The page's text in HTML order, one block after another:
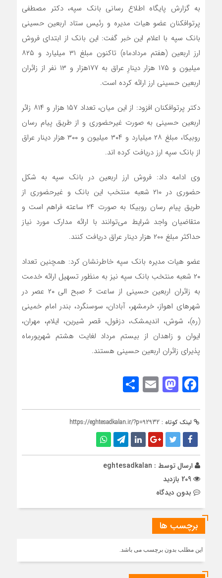
به گزارش پایگاه اطلاع رسانی بانک سپه، دکتر مصطفی
پرتوافکنان عضو هیات مدیره و رئیس ستاد اربعین حسینی
بانک سپه با اعلام این خبر گفت: این بانک از ابتدای فروش
ارز اربعین (هفتم مردادماه) تاکنون مبلغ ۳۱ میلیارد و ۸۲۵
میلیون و ۱۷۵ هزار دینارِ عراق به ۱۷۷هزار و ۱۳ نفر از زائران
اربعین حسینی ارز ارائه کرده است.
دکتر پرتوافکنان افزود: از این میان، تعداد ۱۵۷ هزار و ۸۱۴ زائر
اربعین حسینی به صورت غیرحضوری و از طریق پیام رسان
روبیکا، مبلغ ۲۸ میلیارد و ۳۰۴ میلیون و ۳۰۰ هزار دینار عراق
از بانک سپه ارز دریافت کرده اند.
وی ادامه داد: فروش ارز اربعین در بانک سپه به شکل
حضوری در ۲۱۰ شعبه منتخب این بانک و غیرحضوری از
طریق پیام رسان روبیکا به صورت ۲۴ ساعته فراهم است و
متقاضیان واجد شرایط می‌توانند با ارائه مدارک مورد نیاز
حداکثر مبلغ ۲۰۰ هزار دینار عراق دریافت کنند.
عضو هیات مدیره بانک سپه خاطرنشان کرد: همچنین تعداد
۲۰ شعبه منتخب بانک سپه نیز به منظور تسهیل ارائه خدمت
به زائران اربعین حسینی از ساعت ۶ صبح الی ۲۰ عصر در
شهرهای اهواز، خرمشهر، آبادان، سوسنگرد، بندر امام خمینی
(ره)، شوش، اندیمشک، دزفول، قصر شیرین، ایلام، مهران،
ایوان و زاهدان از بیستم مرداد لغایت هشتم شهریورماه
پذیرای زائران اربعین حسینی هستند.
Facebook
Mastodon
Email
لینک کوتاه : https://eghtesadkalan.ir/?p=92932
ارسال توسط : eghtesadkalan
بدون دیدگاه
برچسب ها
این مطلب بدون برچسب می باشد.